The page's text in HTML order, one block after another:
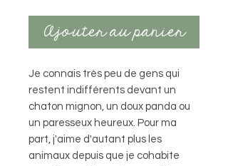
Ajouter au panier
Je connais très peu de gens qui
restent indifférents devant un
chaton mignon, un doux panda ou
un paresseux heureux. Pour ma
part, j'aime d'autant plus les
animaux depuis que je cohabite